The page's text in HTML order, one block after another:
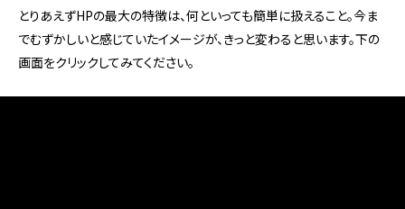
とりあえずHPの最大の特徴は、何といっても簡単に扱えること。今ま
でむずかしいと感じていたイメージが、きっと変わると思います。下の
画面をクリックしてみてください。